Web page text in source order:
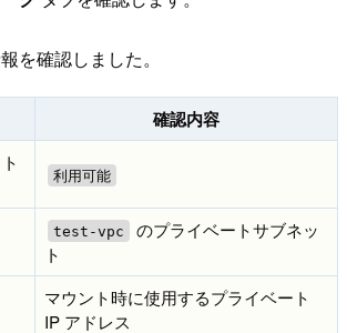
を確認しました。
確認内容
利用可能
test-vpc
のプライベートサブネッ
ト
マウント時に使用するプライベート
IP アドレス